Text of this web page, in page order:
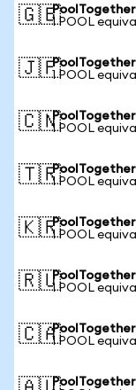
🇬🇧1 POOL
🇯🇵1 POOL
🇨🇳1 POOL
🇹🇷1 POOL
🇰🇷1 POOL
🇷🇺1 POOL
🇨🇦1 POOL